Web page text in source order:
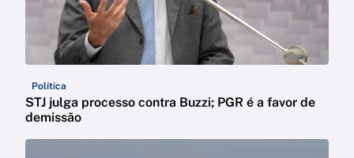
Política
STJ julga processo contra Buzzi; PGR é a favor de
demissão